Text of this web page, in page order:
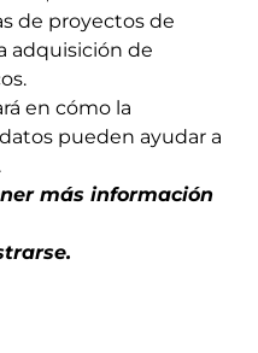
de proyectos de
adquisición de
en cómo la
pueden ayudar a
más información
.